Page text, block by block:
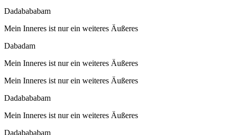
Dadabababam
Mein Inneres ist nur ein weiteres Äußeres
Dabadam
Mein Inneres ist nur ein weiteres Äußeres
Mein Inneres ist nur ein weiteres Äußeres
Dadabababam
Mein Inneres ist nur ein weiteres Äußeres
Dadabababam